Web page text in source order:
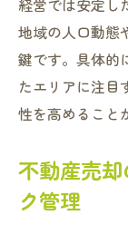
経営では安定し
地域の人口動態
鍵です。具体的
たエリアに注目
性を高めること
不動産売
ク管理